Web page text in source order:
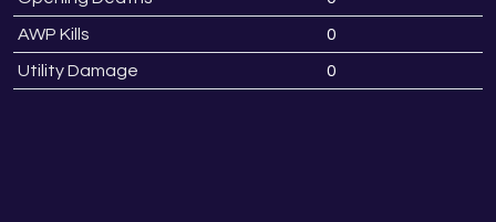
AWP Kills 0
Utility Damage 0